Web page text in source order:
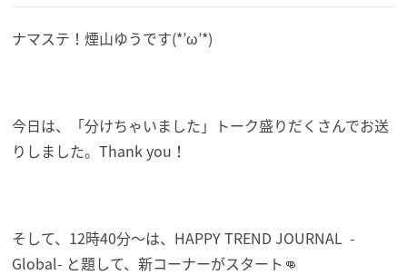
ナマステ！煙山ゆうです(*’ω’*)
今日は、「分けちゃいました」トーク盛りだくさんでお送
りしました。Thank you！
そして、12時40分～は、HAPPY TREND JOURNAL -
Global- と題して、新コーナーがスタート👊